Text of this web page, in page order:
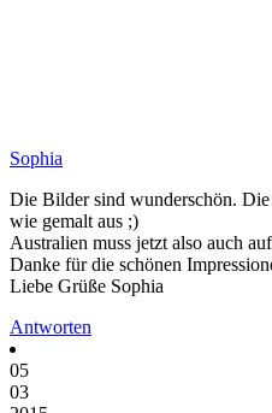
Sophia
Die Bilder sind wunderschön. Die
wie gemalt aus ;)
Australien muss jetzt also auch
Danke für die schönen
Liebe Grüße Sophia
Antworten
05
03